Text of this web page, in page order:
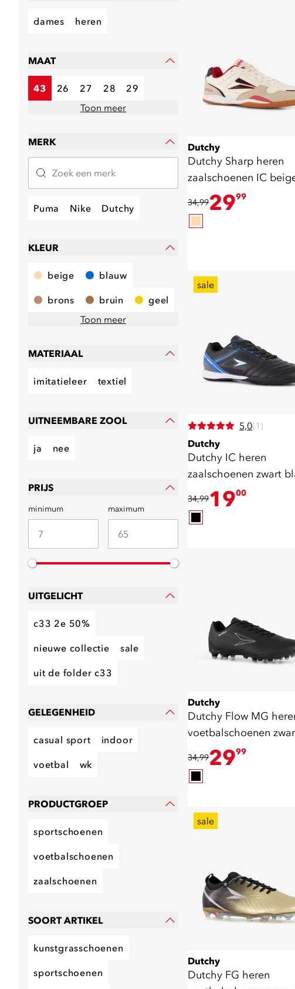
dames heren
MAAT
43 26 27 28
29
Toon meer
MERK
Puma Nike Dutchy
KLEUR
beige blauw
brons bruin
geel
Toon meer
MATERIAAL
imitatieleer textiel
UITNEEMBARE ZOOL
ja nee
PRIJS
minimum maximum
UITGELICHT
c33 2e 50%
nieuwe collectie sale
uit de folder c33
GELEGENHEID
casual sport indoor
voetbal wk
PRODUCTGROEP
sportschoenen
voetbalschoenen
zaalschoenen
SOORT ARTIKEL
kunstgrasschoenen
sportschoenen
Dutchy
Dutchy Sharp heren
zaalschoenen IC
34,992999
sale
5,0(1)
Dutchy
Dutchy IC heren
zaalschoenen zwart
34,991900
Dutchy
Dutchy Flow MG
voetbalschoenen
34,992999
sale
Dutchy
Dutchy FG heren